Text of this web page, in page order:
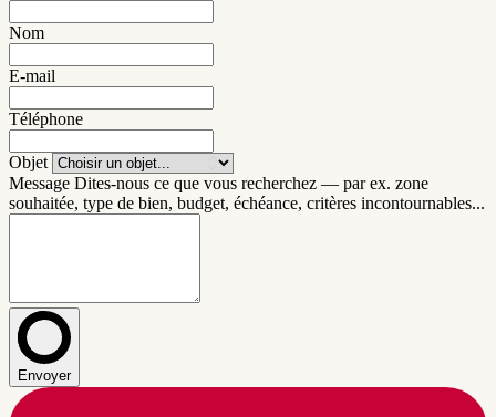
Nom
E-mail
Téléphone
Objet
Message Dites-nous ce que vous recherchez — par ex. zone
souhaitée, type de bien, budget, échéance, critères incontournables...
Envoyer